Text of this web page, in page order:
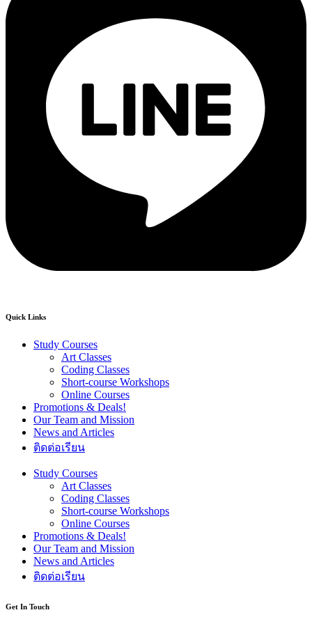
Quick Links
Study Courses
Art Classes
Coding Classes
Short-course Workshops
Online Courses
Promotions & Deals!
Our Team and Mission
News and Articles
ติดต่อเรียน
Study Courses
Art Classes
Coding Classes
Short-course Workshops
Online Courses
Promotions & Deals!
Our Team and Mission
News and Articles
ติดต่อเรียน
Get In Touch